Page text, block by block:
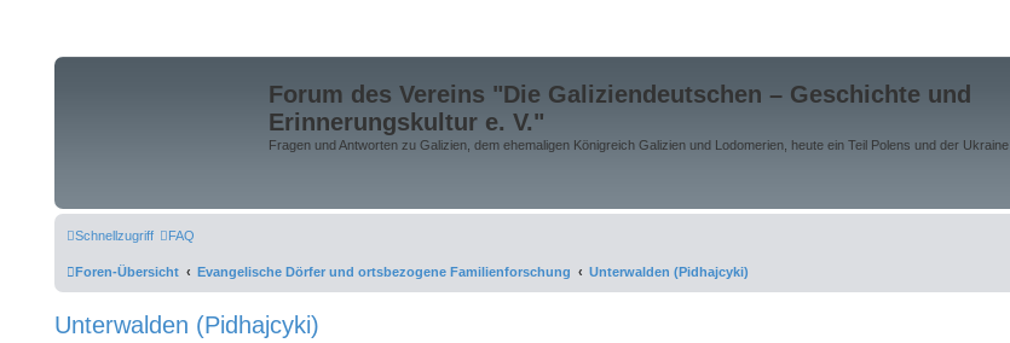
Forum des Vereins "Die Galiziendeutschen – Geschichte und
Erinnerungskultur e. V."
Fragen und Antworten zu Galizien, dem ehemaligen Königreich Galizien und Lodomerien, heute ein Teil Polens und der Ukraine
Schnellzugriff FAQ
Foren-Übersicht Evangelische Dörfer und ortsbezogene Familienforschung Unterwalden (Pidhajcyki)
Unterwalden (Pidhajcyki)